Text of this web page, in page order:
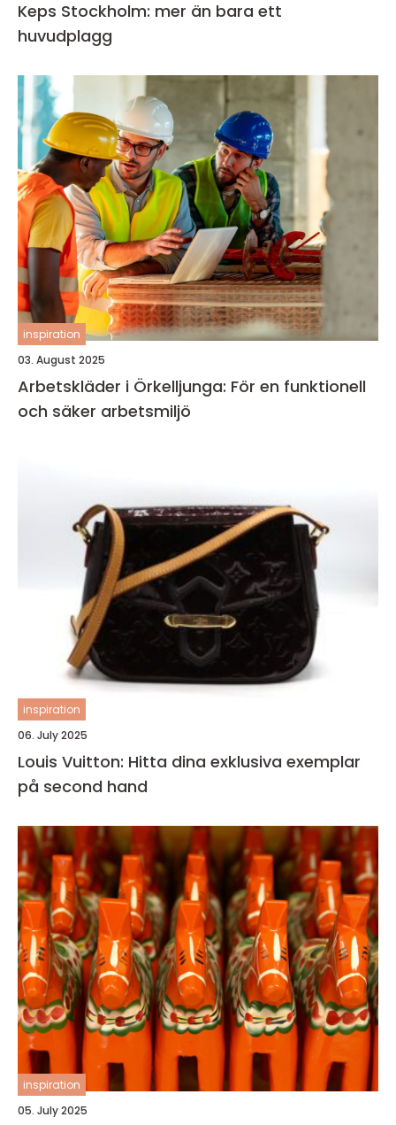
Keps Stockholm: mer än bara ett
huvudplagg
inspiration
03. August 2025
Arbetskläder i Örkelljunga: För en funktionell
och säker arbetsmiljö
inspiration
06. July 2025
Louis Vuitton: Hitta dina exklusiva exemplar
på second hand
inspiration
05. July 2025